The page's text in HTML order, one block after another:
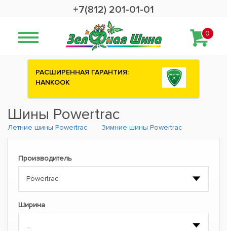
+7(812) 201-01-01
0
РАСШИРЕННАЯ ГАРАНТИЯ:
HANKOOK
Шины Powertrac
Летние шины Powertrac Зимние шины Powertrac
Производитель
Ширина